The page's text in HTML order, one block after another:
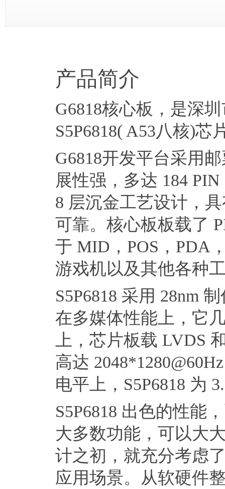
产品简介
G6818核心板，是深
S5P6818( A53八核)芯
G6818开发平台采用
展性强，多达 184
8 层沉金工艺设计，
可靠。核心板板载了
于 MID，POS，PDA
游戏机以及其他各种
S5P6818 采用 28nm
在多媒体性能上，它
上，芯片板载 LVDS
高达
电平上，S5P6818 为
S5P6818 出色的性能
大多数功能，可以大
计之初，就充分考虑
应用场景。从软硬件